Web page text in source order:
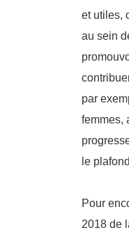
et utiles,
au sein
par
femmes,
le
Pour
2018 de